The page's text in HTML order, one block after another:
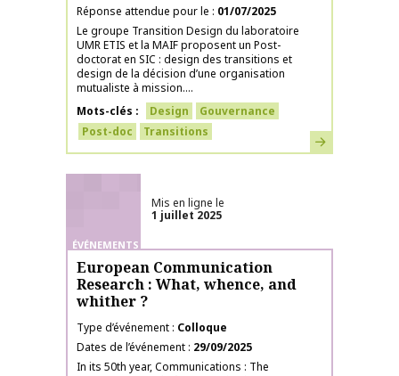
Réponse attendue pour le
01/07/2025
Le groupe Transition Design du laboratoire
UMR ETIS et la MAIF proposent un Post-
doctorat en SIC : design des transitions et
design de la décision d’une organisation
mutualiste à mission....
Mots-clés
Design
Gouvernance
Post-doc
Transitions En savoir plus
ÉVÉNEMENTS
Mis en ligne le
1 juillet 2025
European Communication
Research : What, whence, and
whither ?
Type d’événement Colloque
Dates de l’événement 29/09/2025
In its 50th year, Communications : The